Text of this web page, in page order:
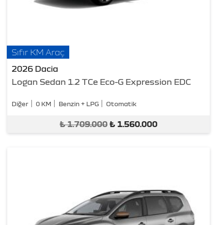
Sıfır KM Araç
2026 Dacia
Logan Sedan 1.2 TCe Eco-G Expression EDC
Diğer 0 KM Benzin + LPG Otomatik
₺1.709.000 ₺ 1.560.000